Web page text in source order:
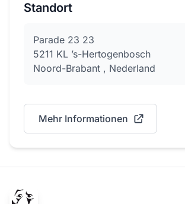
Standort
Parade 23 23
5211 KL ’s-Hertogenbosch
Noord-Brabant , Nederland
Mehr Informationen